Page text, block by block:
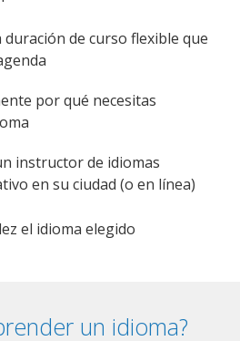
duración de curso flexible que
por qué necesitas
instructor de idiomas
en su ciudad (o en línea)
el idioma elegido
un idioma?